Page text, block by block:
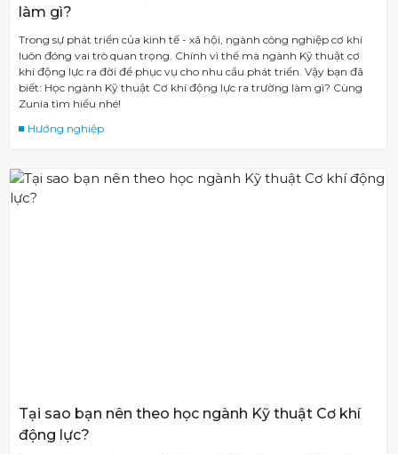
làm gì?
Trong sự phát triển của kinh tế - xã hội, ngành công nghiệp cơ khí
luôn đóng vai trò quan trọng. Chính vì thế mà ngành Kỹ thuật cơ
khí động lực ra đời để phục vụ cho nhu cầu phát triển. Vậy bạn đã
biết: Học ngành Kỹ thuật Cơ khí động lực ra trường làm gì? Cùng
Zunia tìm hiểu nhé!
Hướng nghiệp
Tại sao bạn nên theo học ngành Kỹ thuật Cơ khí
động lực?